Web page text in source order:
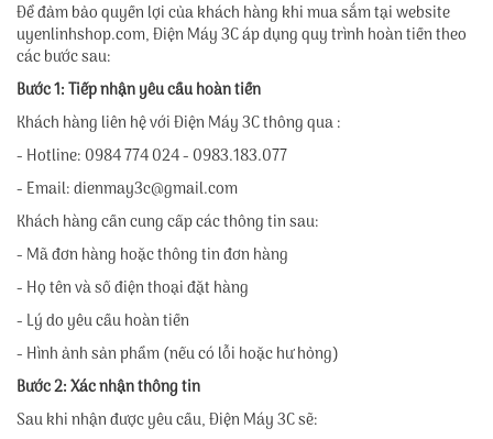
Để đảm bảo quyền lợi của khách hàng khi mua sắm tại website
uyenlinhshop.com, Điện Máy 3C áp dụng quy trình hoàn tiền theo
các bước sau:
Bước 1: Tiếp nhận yêu cầu hoàn tiền
Khách hàng liên hệ với Điện Máy 3C thông qua :
- Hotline: 0984 774 024 - 0983.183.077
- Email: dienmay3c@gmail.com
Khách hàng cần cung cấp các thông tin sau:
- Mã đơn hàng hoặc thông tin đơn hàng
- Họ tên và số điện thoại đặt hàng
- Lý do yêu cầu hoàn tiền
- Hình ảnh sản phẩm (nếu có lỗi hoặc hư hỏng)
Bước 2: Xác nhận thông tin
Sau khi nhận được yêu cầu, Điện Máy 3C sẽ: